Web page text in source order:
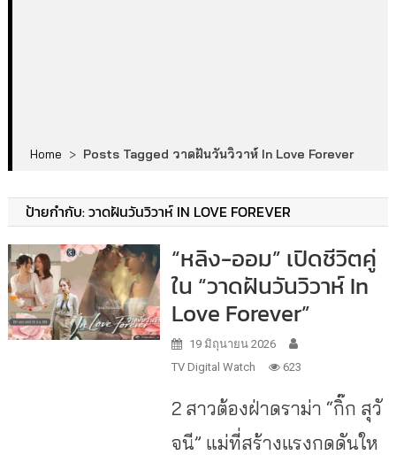
Home > Posts Tagged วาดฝันวันวิวาห์ In Love Forever
ป้ายกำกับ:วาดฝันวันวิวาห์ IN LOVE FOREVER
“หลิง-ออม” เปิดชีวิตคู่
ใน “วาดฝันวันวิวาห์ In
Love Forever”
19 มิถุนายน 2026
TV Digital Watch
623
2 สาวต้องฝ่าดราม่า “กิ๊ก สุวั
จนี” แม่ที่สร้างแรงกดดันให